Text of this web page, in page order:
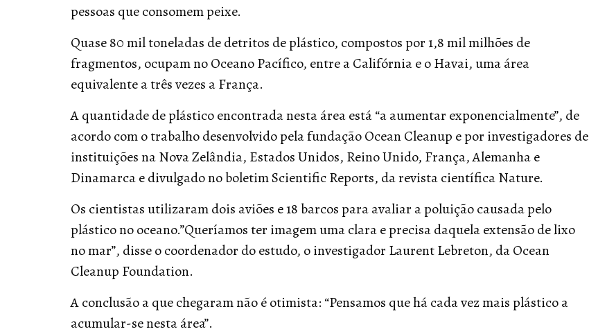
pessoas que consomem peixe.
Quase 80 mil toneladas de detritos de plástico, compostos por 1,8 mil milhões de
fragmentos, ocupam no Oceano Pacífico, entre a Califórnia e o Havai, uma área
equivalente a três vezes a França.
A quantidade de plástico encontrada nesta área está “a aumentar exponencialmente”, de
acordo com o trabalho desenvolvido pela fundação Ocean Cleanup e por investigadores de
instituições na Nova Zelândia, Estados Unidos, Reino Unido, França, Alemanha e
Dinamarca e divulgado no boletim Scientific Reports, da revista científica Nature.
Os cientistas utilizaram dois aviões e 18 barcos para avaliar a poluição causada pelo
plástico no oceano.”Queríamos ter imagem uma clara e precisa daquela extensão de lixo
no mar”, disse o coordenador do estudo, o investigador Laurent Lebreton, da Ocean
Cleanup Foundation.
A conclusão a que chegaram não é otimista: “Pensamos que há cada vez mais plástico a
acumular-se nesta área”.